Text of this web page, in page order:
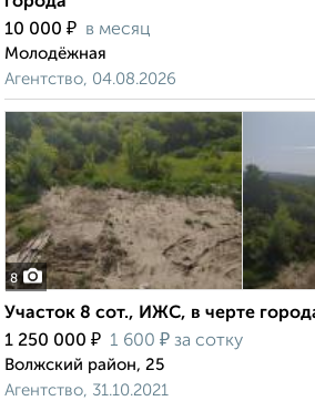
10 000 ₽ в месяц
Молодёжная
Агентство, 04.08.2026
8
Участок 8 сот., ИЖС, в черте
1 250 000 ₽ 1 600 ₽ за сотку
Волжский район, 25
Агентство, 31.10.2021